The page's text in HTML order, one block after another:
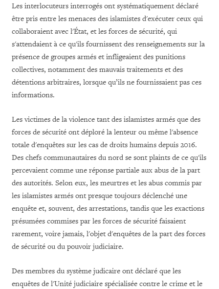
Les interlocuteurs interrogés ont systématiquement déclaré
être pris entre les menaces des islamistes d'exécuter ceux qui
collaboraient avec l'État, et les forces de sécurité, qui
s'attendaient à ce qu'ils fournissent des renseignements sur la
présence de groupes armés et infligeaient des punitions
collectives, notamment des mauvais traitements et des
détentions arbitraires, lorsque qu’ils ne fournissaient pas ces
informations.
Les victimes de la violence tant des islamistes armés que des
forces de sécurité ont déploré la lenteur ou même l'absence
totale d'enquêtes sur les cas de droits humains depuis 2016.
Des chefs communautaires du nord se sont plaints de ce qu'ils
percevaient comme une réponse partiale aux abus de la part
des autorités. Selon eux, les meurtres et les abus commis par
les islamistes armés ont presque toujours déclenché une
enquête et, souvent, des arrestations, tandis que les exactions
présumées commises par les forces de sécurité faisaient
rarement, voire jamais, l'objet d'enquêtes de la part des forces
de sécurité ou du pouvoir judiciaire.
Des membres du système judicaire ont déclaré que les
enquêtes de l'Unité judiciaire spécialisée contre le crime et le